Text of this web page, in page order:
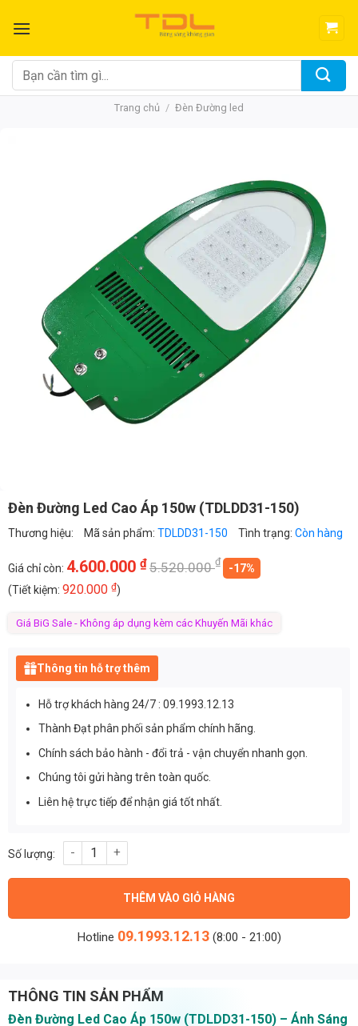
qua
dung
Tìm
kiếm:
Trang chủ / Đèn Đường led
Đèn Đường Led Cao Áp 150w (TDLDD31-150)
Thương hiệu: Mã sản phẩm: TDLDD31-150 Tình trạng: Còn hàng
Giá chỉ còn: 4.600.000 ₫5.520.000₫
-17%
(Tiết kiệm: 920.000 ₫)
Giá BiG Sale - Không áp dụng kèm các Khuyến Mãi khác
Thông tin hỗ trợ thêm
Hỗ trợ khách hàng 24/7 : 09.1993.12.13
Thành Đạt phân phối sản phẩm chính hãng.
Chính sách bảo hành - đổi trả - vận chuyển nhanh gọn.
Chúng tôi gửi hàng trên toàn quốc.
Liên hệ trực tiếp để nhận giá tốt nhất.
Đèn Đường Led Cao Áp 150w (TDLDD31-150) số lượng
THÊM VÀO GIỎ HÀNG
Hotline 09.1993.12.13 (8:00 - 21:00)
THÔNG TIN SẢN PHẨM
Đèn Đường Led Cao Áp 150w (TDLDD31-150) – Ánh Sáng